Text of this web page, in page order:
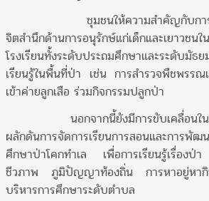
ชุมชนให้ความสำคัญกับการถ่า
จิตสำนึกด้านการอนุรักษ์แก่เด็กและเยาวชน
โรงเรียนทั้งระดับประถมศึกษาและระดับมัธ
เรียนรู้ในพื้นที่ป่า เช่น การสำรวจพืชพรร
เข้าค่ายลูกเสือ ร่วมกิจกรรมปลูกป่า
นอกจากนี้ยังมีการขับเคลื่อนในระ
ผลักดันการจัดการเรียนการสอนและการพั
ศึกษาป่าโคกทำเล เพื่อการเรียนรู้เรื่องป่
ชีวภาพ ภูมิปัญญาท้องถิ่น การหาอยู่หา
บริหารการศึกษาระดับตำบล